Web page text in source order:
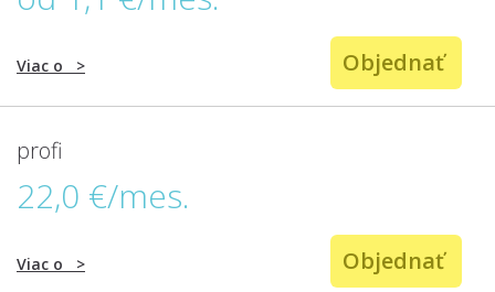
Objednať
Viac o >
profi
22,0 €/mes.
Objednať
Viac o >